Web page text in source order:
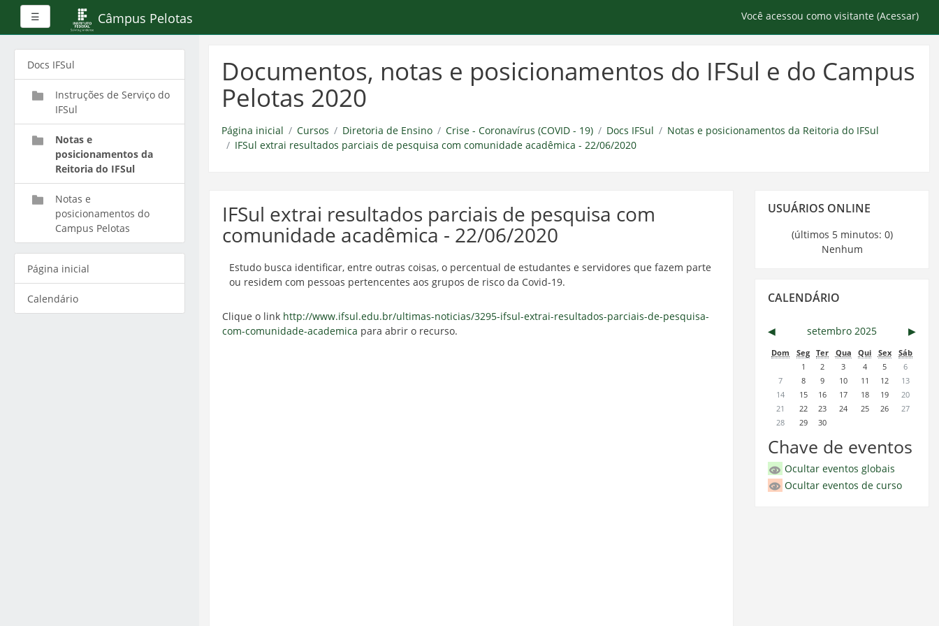
principal
☰ Painel lateralCâmpus Pelotas Você acessou como visitante (Acessar)
Documentos, notas e posicionamentos do IFSul e do Campus
Pelotas 2020
Página inicial Cursos Diretoria de Ensino Crise - Coronavírus (COVID - 19) Docs IFSul
Notas e posicionamentos da Reitoria do IFSul
IFSul extrai resultados parciais de pesquisa com comunidade acadêmica - 22/06/2020
IFSul extrai resultados parciais de pesquisa com
comunidade acadêmica - 22/06/2020
Estudo busca identificar, entre outras coisas, o percentual de estudantes e servidores que fazem parte
ou residem com pessoas pertencentes aos grupos de risco da Covid-19.
Clique o link http://www.ifsul.edu.br/ultimas-noticias/3295-ifsul-extrai-resultados-parciais-de-pesquisa-
com-comunidade-academica para abrir o recurso.
Usuários
USUÁRIOS ONLINE
(últimos 5 minutos: 0)
Nenhum
Calendário
CALENDÁRIO
◀︎ setembro 2025 ▶︎
Dom Seg Ter Qua Qui Sex
Sáb
1
2 3 4 5
6
7
8 9 10 11 12
13
14
15 16 17 18 19
20
21
22 23 24 25 26
27
28
29 30
Chave de eventos
Ocultar eventos globais
Ocultar eventos de curso
Docs IFSul
Instruções de Serviço do
IFSul
Notas e
posicionamentos da
Reitoria do IFSul
Notas e
posicionamentos do
Campus Pelotas
Página inicial
Calendário